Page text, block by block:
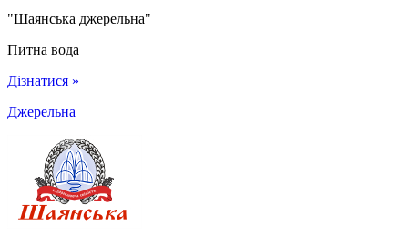
"Шаянська джерельна"
Питна вода
Дізнатися »
Джерельна